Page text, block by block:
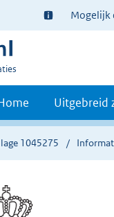
Ter
informatie:
Mogelijk
Uitgebreid
1045275